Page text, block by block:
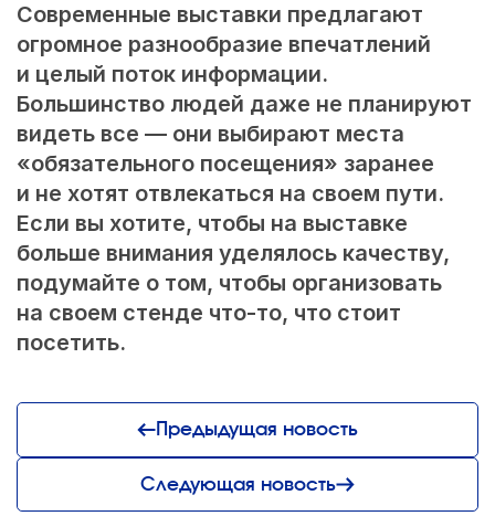
Современные выставки предлагают
огромное разнообразие впечатлений
и целый поток информации.
Большинство людей даже не планируют
видеть все — они выбирают места
«обязательного посещения» заранее
и не хотят отвлекаться на своем пути.
Если вы хотите, чтобы на выставке
больше внимания уделялось качеству,
подумайте о том, чтобы организовать
на своем стенде что-то, что стоит
посетить.
Предыдущая новость
Следующая новость